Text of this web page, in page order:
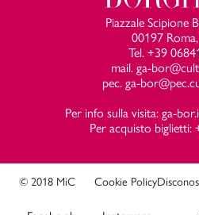
Piazzale Scipione
00197
Tel. +39
mail. ga-
pec. ga-
Per info sulla visita: ga-
Per acquisto biglietti:
© 2018 MiC Cookie Policy